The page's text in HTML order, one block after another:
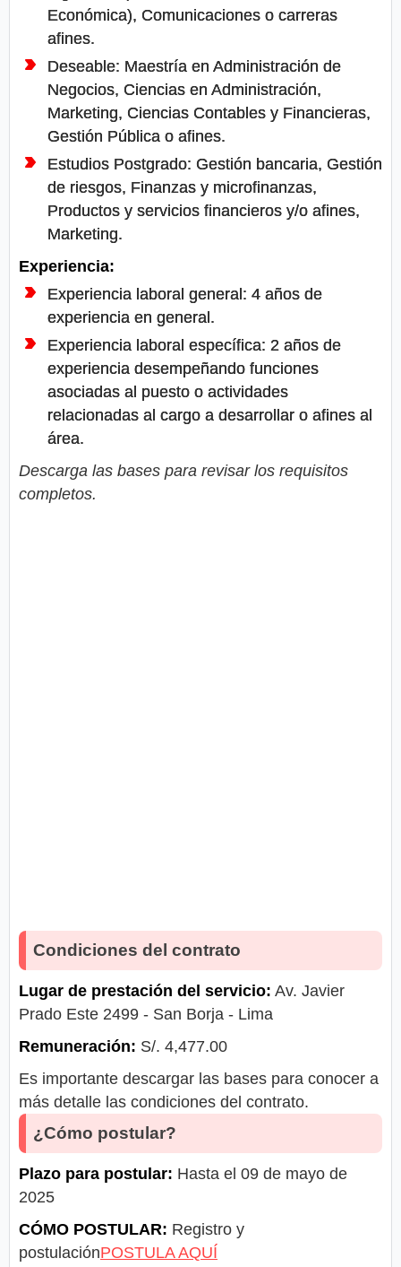
Económica), Comunicaciones o carreras
afines.
Deseable: Maestría en Administración de
Negocios, Ciencias en Administración,
Marketing, Ciencias Contables y Financieras,
Gestión Pública o afines.
Estudios Postgrado: Gestión bancaria, Gestión
de riesgos, Finanzas y microfinanzas,
Productos y servicios financieros y/o afines,
Marketing.
Experiencia:
Experiencia laboral general: 4 años de
experiencia en general.
Experiencia laboral específica: 2 años de
experiencia desempeñando funciones
asociadas al puesto o actividades
relacionadas al cargo a desarrollar o afines al
área.
Descarga las bases para revisar los requisitos
completos.
Condiciones del contrato
Lugar de prestación del servicio: Av. Javier
Prado Este 2499 - San Borja - Lima
Remuneración: S/. 4,477.00
Es importante descargar las bases para conocer a
más detalle las condiciones del contrato.
¿Cómo postular?
Plazo para postular: Hasta el 09 de mayo de
2025
CÓMO POSTULAR: Registro y
postulaciónPOSTULA AQUÍ